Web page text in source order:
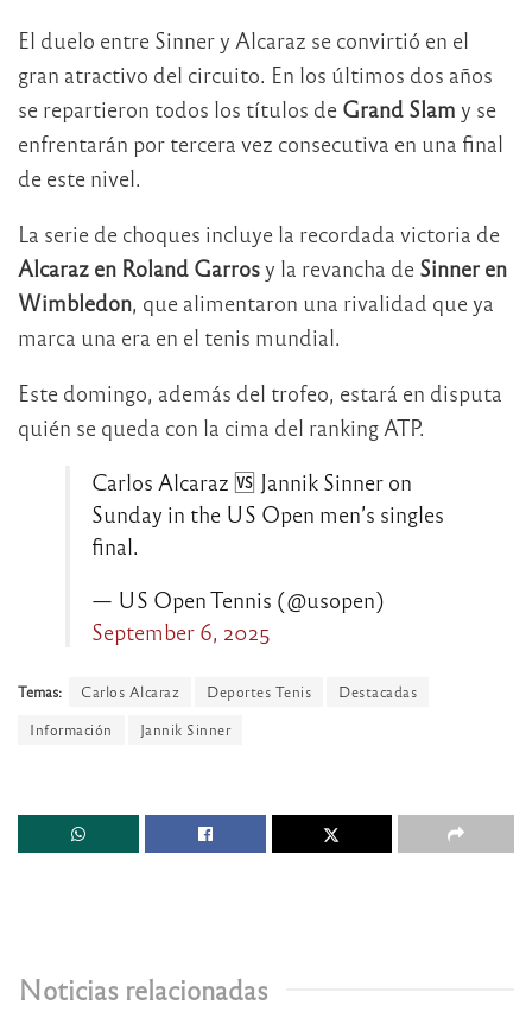
El duelo entre Sinner y Alcaraz se convirtió en el
gran atractivo del circuito. En los últimos dos años
se repartieron todos los títulos de Grand Slam y se
enfrentarán por tercera vez consecutiva en una final
de este nivel.
La serie de choques incluye la recordada victoria de
Alcaraz en Roland Garrosy la revancha de Sinner en
Wimbledon, que alimentaron una rivalidad que ya
marca una era en el tenis mundial.
Este domingo, además del trofeo, estará en disputa
quién se queda con la cima del ranking ATP.
Carlos Alcaraz 🆚 Jannik Sinner on
Sunday in the US Open men’s singles
final.
— US Open Tennis (@usopen)
September 6, 2025
Temas: Carlos Alcaraz Deportes Tenis
Destacadas
Información
Jannik Sinner
Noticias relacionadas